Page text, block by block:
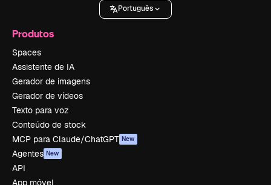
Português
Produtos
Spaces
Assistente de IA
Gerador de imagens
Gerador de vídeos
Texto para voz
Conteúdo de stock
MCP para Claude/ChatGPT New
Agentes New
API
App móvel